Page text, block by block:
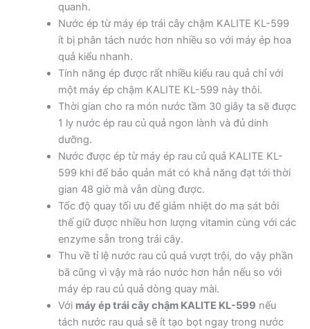
quanh.
Nước ép từ máy ép trái cây chậm KALITE KL-599
ít bị phân tách nước hơn nhiều so với máy ép hoa
quả kiểu nhanh.
Tính năng ép được rất nhiều kiểu rau quả chỉ với
một máy ép chậm KALITE KL-599 này thôi.
Thời gian cho ra món nước tầm 30 giây ta sẽ được
1 ly nước ép rau củ quả ngon lành và đủ dinh
dưỡng.
Nước được ép từ máy ép rau củ quả KALITE KL-
599 khi để bảo quản mát có khả năng đạt tới thời
gian 48 giờ mà vẫn dùng được.
Tốc độ quay tối ưu để giảm nhiệt do ma sát bởi
thế giữ được nhiều hơn lượng vitamin cùng với các
enzyme sẵn trong trái cây.
Thu về tỉ lệ nước rau củ quả vượt trội, do vậy phần
bã cũng vì vậy mà ráo nước hơn hẳn nếu so với
máy ép rau củ quả dòng quay mài.
Với máy ép trái cây chậm KALITE KL-599 nếu
tách nước rau quả sẽ ít tạo bọt ngay trong nước